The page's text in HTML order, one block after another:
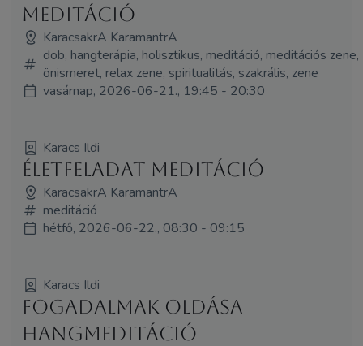
meditáció
KaracsakrA KaramantrA
dob, hangterápia, holisztikus, meditáció, meditációs zene,
önismeret, relax zene, spiritualitás, szakrális, zene
vasárnap, 2026-06-21., 19:45 - 20:30
Karacs Ildi
Életfeladat meditáció
KaracsakrA KaramantrA
meditáció
hétfő, 2026-06-22., 08:30 - 09:15
Karacs Ildi
Fogadalmak oldása
hangmeditáció